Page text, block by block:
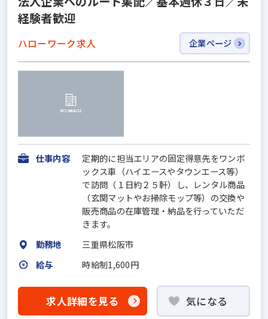
経験者歓迎
ハローワーク求人 企業ページ
仕事内容
定期的に担当エリアの固定得意先をワンボ
ックス車（ハイエースやタウンエース等）
で訪問（１日約２５軒）し、レンタル商品
（玄関マットやお掃除モップ等）の交換や
販売商品の在庫管理・納品を行っていただ
きます。
勤務地
三重県松阪市
給与
時給制1,600円
求人詳細を見る 気になる